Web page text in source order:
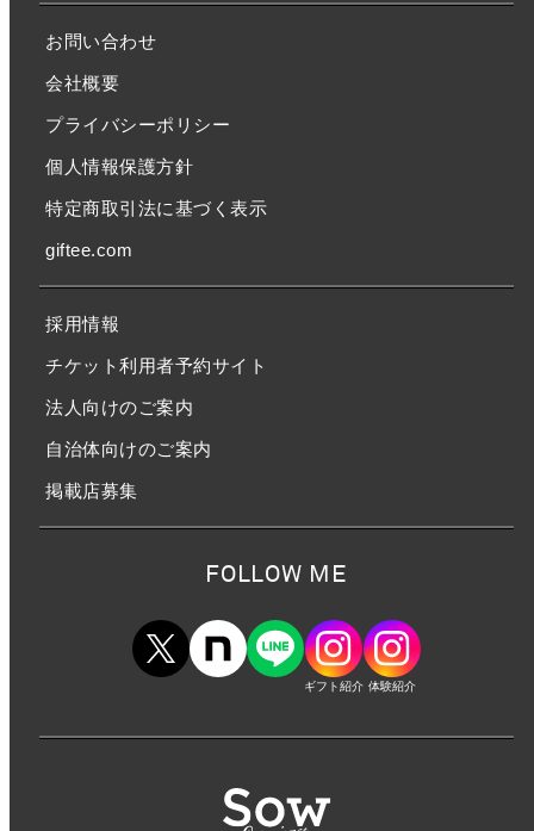
お問い合わせ
会社概要
プライバシーポリシー
個人情報保護方針
特定商取引法に基づく表示
giftee.com
採用情報
チケット利用者予約サイト
法人向けのご案内
自治体向けのご案内
掲載店募集
FOLLOW ME
ギフト紹介 体験紹介